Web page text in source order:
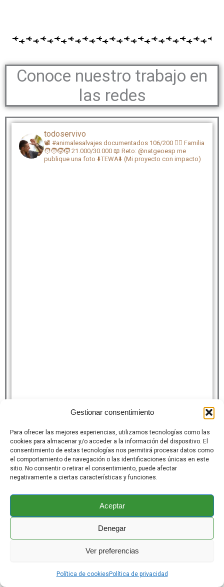
Gestionar consentimiento
Para ofrecer las mejores experiencias, utilizamos tecnologías como las
cookies para almacenar y/o acceder a la información del dispositivo. El
consentimiento de estas tecnologías nos permitirá procesar datos como
el comportamiento de navegación o las identificaciones únicas en este
sitio. No consentir o retirar el consentimiento, puede afectar
negativamente a ciertas características y funciones.
Aceptar
Denegar
Ver preferencias
Política de cookies Política de privacidad
Conoce nuestro trabajo en
las redes
todoservivo
📽️ #animalesalvajes documentados 106/200 🏴‍☠️ Familia
🧑‍🧑‍🧒‍🧒 21.000/30.000 📖 Reto: @natgeoesp me
publique una foto ⬇️TEWA⬇️ (Mi proyecto con impacto)